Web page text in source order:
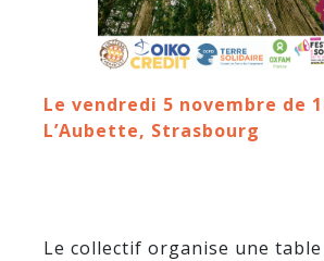
Le vendredi 5 novembre de
L’Aubette, Strasbourg
Le collectif organise une